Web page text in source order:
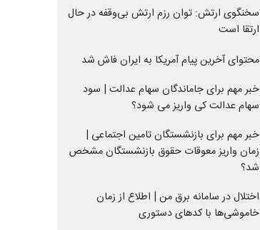
سخنگوی ارتش: توان رزم ارتش بی‌وقفه در حال
ارتقا است
محتوای آخرین پیام آمریکا به ایران فاش شد
خبر مهم برای جاماندگان سهام عدالت | سود
سهام عدالت کی واریز می شود؟
خبر مهم برای بازنشستگان تامین اجتماعی |
زمان واریز معوقات حقوق بازنشستگان مشخص
شد؟
اختلال در سامانه برق من | اطلاع از زمان
خاموشی‌ها با کدهای دستوری